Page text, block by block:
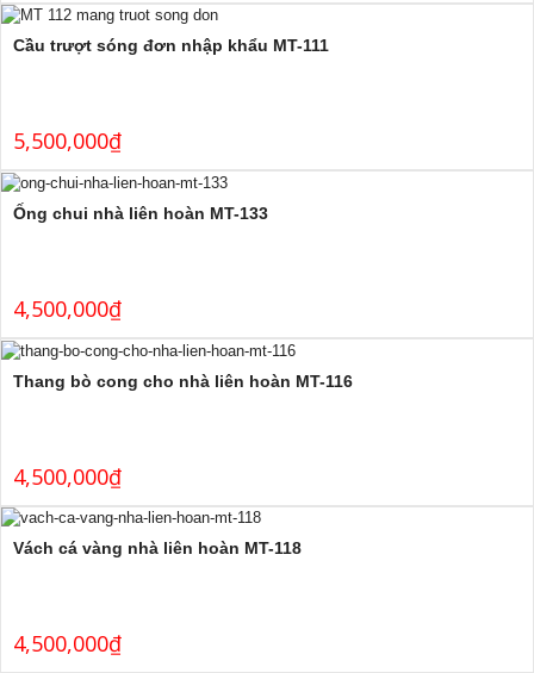
Cầu trượt sóng đơn nhập khẩu MT-111
5,500,000₫
Ống chui nhà liên hoàn MT-133
4,500,000₫
Thang bò cong cho nhà liên hoàn MT-116
4,500,000₫
Vách cá vàng nhà liên hoàn MT-118
4,500,000₫